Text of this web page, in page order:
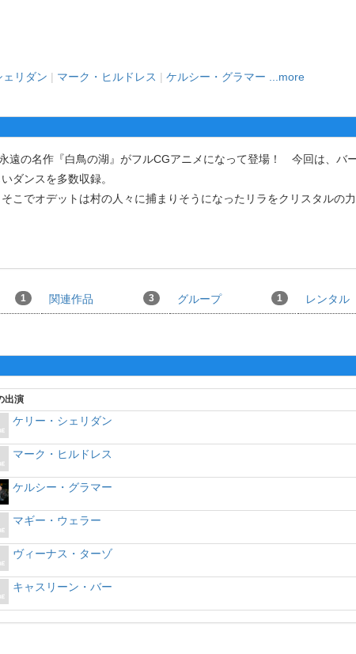
リダン | マーク・ヒルドレス | ケルシー・グラマー ...more
遠の名作『白鳥の湖』がフルCGアニメになって登場！ 今回は、バ
ダンスを多数収録。
でオデットは村の人々に捕まりそうになったリラをクリスタルの
1 関連作品 3 グループ 1 レンタル
出演
ケリー・シェリダン
マーク・ヒルドレス
ケルシー・グラマー
マギー・ウェラー
ヴィーナス・ターゾ
キャスリーン・バー